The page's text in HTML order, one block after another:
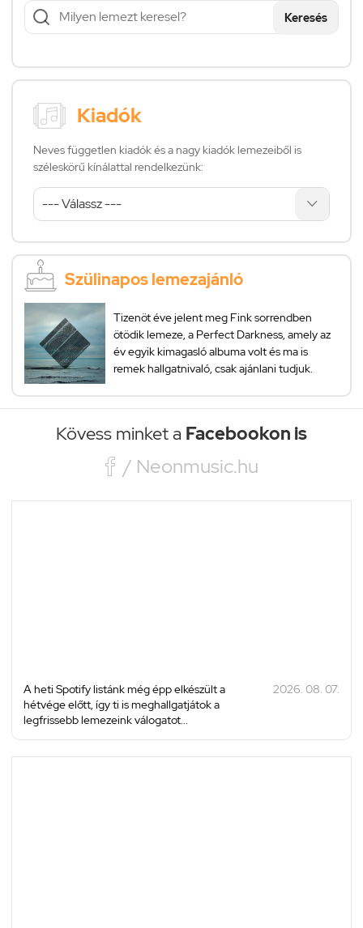
Keresés
Kiadók
Neves független kiadók és a nagy kiadók lemezeiből is
széleskörű kínálattal rendelkezünk:
Szülinapos lemezajánló
Tizenöt éve jelent meg Fink sorrendben
ötödik lemeze, a Perfect Darkness, amely az
év egyik kimagasló albuma volt és ma is
remek hallgatnivaló, csak ajánlani tudjuk.
Kövess minket a Facebookon is
 / Neonmusic.hu
A heti Spotify listánk még épp elkészült a
hétvége előtt, így ti is meghallgatjátok a
legfrissebb lemezeink válogatot...
2026. 08. 07.